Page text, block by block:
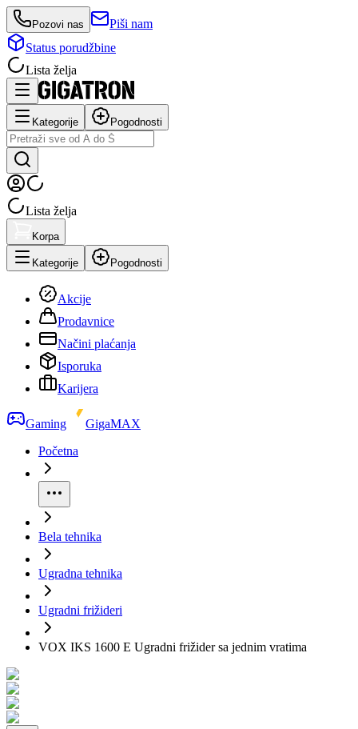
Pozovi nas
Piši nam
Status porudžbine
Lista želja
Kategorije Pogodnosti
Lista želja
Korpa
Kategorije Pogodnosti
Akcije
Prodavnice
Načini plaćanja
Isporuka
Karijera
Gaming
GigaMAX
Početna
Bela tehnika
Ugradna tehnika
Ugradni frižideri
VOX IKS 1600 E Ugradni frižider sa jednim vratima